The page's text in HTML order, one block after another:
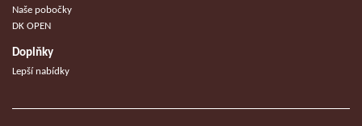
Naše pobočky
DK OPEN
Doplňky
Lepší nabídky